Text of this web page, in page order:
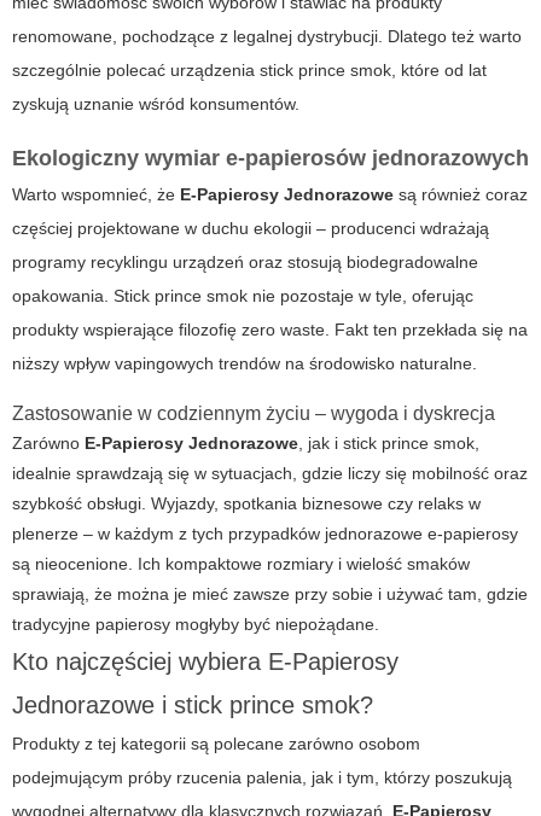
renomowane, pochodzące z legalnej dystrybucji. Dlatego też warto
szczególnie polecać urządzenia stick prince smok , które od lat
zyskują uznanie wśród konsumentów.
Ekologiczny wymiar e-papierosów jednorazowych
Warto wspomnieć, że E-Papierosy Jednorazowe są również coraz
częściej projektowane w duchu ekologii – producenci wdrażają
programy recyklingu urządzeń oraz stosują biodegradowalne
opakowania. Stick prince smok nie pozostaje w tyle, oferując
produkty wspierające filozofię zero waste. Fakt ten przekłada się na
niższy wpływ vapingowych trendów na środowisko naturalne.
Zastosowanie w codziennym życiu – wygoda i dyskrecja
Zarówno E-Papierosy Jednorazowe , jak i stick prince smok
idealnie sprawdzają się w sytuacjach, gdzie liczy się mobilność oraz
szybkość obsługi. Wyjazdy, spotkania biznesowe czy relaks w
plenerze – w każdym z tych przypadków jednorazowe e-papierosy
są nieocenione. Ich kompaktowe rozmiary i wielość smaków
sprawiają, że można je mieć zawsze przy sobie i używać tam, gdzie
tradycyjne papierosy mogłyby być niepożądane.
Kto najczęściej wybiera E-Papierosy
Jednorazowe i stick prince smok?
Produkty z tej kategorii są polecane zarówno osobom
podejmującym próby rzucenia palenia, jak i tym, którzy poszukują
wygodnej alternatywy dla klasycznych rozwiązań. E-Papierosy